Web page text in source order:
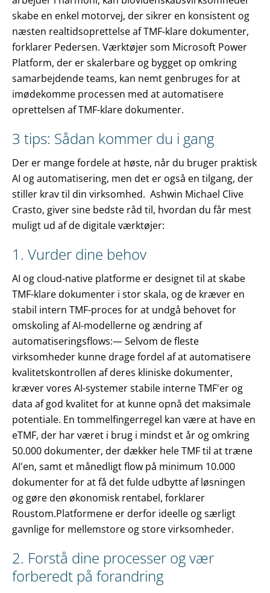
skabe en enkel motorvej, der sikrer en konsistent og
næsten realtidsoprettelse af TMF-klare dokumenter,
forklarer Pedersen. Værktøjer som Microsoft Power
Platform, der er skalerbare og bygget op omkring
samarbejdende teams, kan nemt genbruges for at
imødekomme processen med at automatisere
oprettelsen af TMF-klare dokumenter.
3 tips: Sådan kommer du i gang
Der er mange fordele at høste, når du bruger praktisk
AI og automatisering, men det er også en tilgang, der
stiller krav til din virksomhed. Ashwin Michael Clive
Crasto, giver sine bedste råd til, hvordan du får mest
muligt ud af de digitale værktøjer:
1. Vurder dine behov
AI og cloud-native platforme er designet til at skabe
TMF-klare dokumenter i stor skala, og de kræver en
stabil intern TMF-proces for at undgå behovet for
omskoling af AI-modellerne og ændring af
automatiseringsflows:— Selvom de fleste
virksomheder kunne drage fordel af at automatisere
kvalitetskontrollen af deres kliniske dokumenter,
kræver vores AI-systemer stabile interne TMF'er og
data af god kvalitet for at kunne opnå det maksimale
potentiale. En tommelfingerregel kan være at have en
eTMF, der har været i brug i mindst et år og omkring
50.000 dokumenter, der dækker hele TMF til at træne
AI'en, samt et månedligt flow på minimum 10.000
dokumenter for at få det fulde udbytte af løsningen
og gøre den økonomisk rentabel, forklarer
Roustom.Platformene er derfor ideelle og særligt
gavnlige for mellemstore og store virksomheder.
2. Forstå dine processer og vær
forberedt på forandring